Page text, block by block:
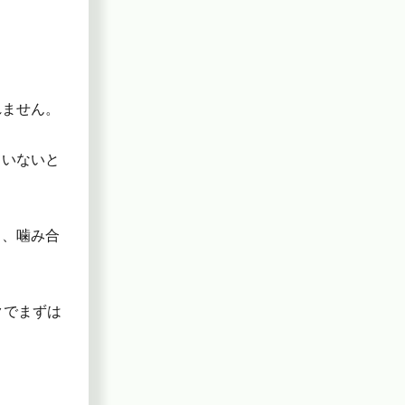
せん。
ないと
噛み合
まずは